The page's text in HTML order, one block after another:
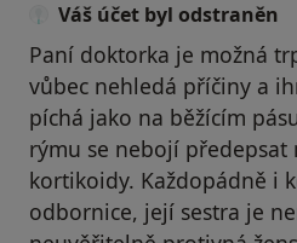
Váš účet byl odstraněn
Paní doktorka je možná
vůbec nehledá příčiny a
píchá jako na běžícím
rýmu se nebojí předepsat
kortikoidy. Každopádně i
odbornice, její sestra je